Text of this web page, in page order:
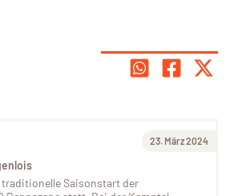
23. März 2024
traditionelle Saisonstart der